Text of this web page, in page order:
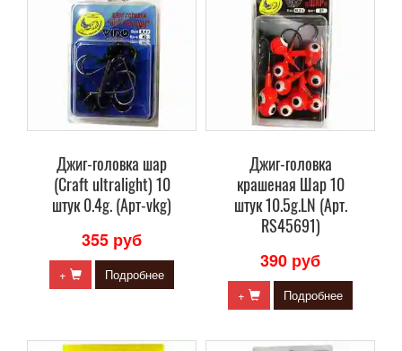
Джиг-головка шар
(Craft ultralight) 10
штук 0.4g. (Арт-vkg)
355 руб
+ Подробнее
Джиг-головка
крашеная Шар 10
штук 10.5g.LN (Арт.
RS45691)
390 руб
+ Подробнее